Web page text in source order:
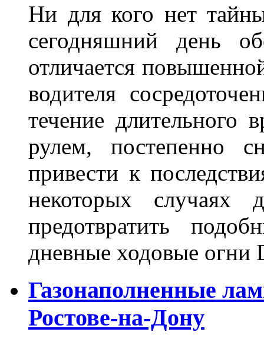
Ни для кого нет
сегодняшний день
отличается
водителя
течение длительного
рулем, постепенно
привести к
некоторых случаях
предотвратить
дневные ходовые огни
Газонаполненные
Ростове-на-Дону